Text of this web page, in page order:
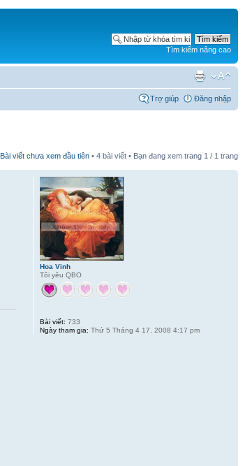
Tìm kiếm nâng cao
Trợ giúp Đăng nhập
Bài viết chưa xem đầu tiên • 4 bài viết • Bạn đang xem trang 1 / 1 trang
Hoa Vinh
Tôi yêu QBO
Bài viết: 733
Ngày tham gia: Thứ 5 Tháng 4 17, 2008 4:17 pm